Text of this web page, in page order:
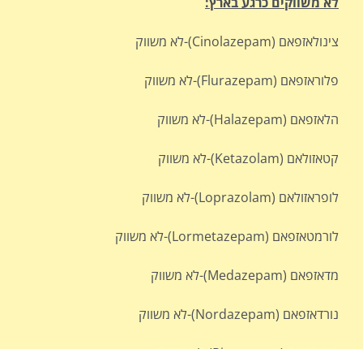
צינולאזפאם (Cinolazepam)-לא משווק
פלוראזפאם (Flurazepam)-לא משווק
הלאזפאם (Halazepam)-לא משווק
קטאזולאם (Ketazolam)-לא משווק
לופראזולאם (Loprazolam)-לא משווק
לורמטאזפאם (Lormetazepam)-לא משווק
מדאזפאם (Medazepam)-לא משווק
נורדאזפאם (Nordazepam)-לא משווק